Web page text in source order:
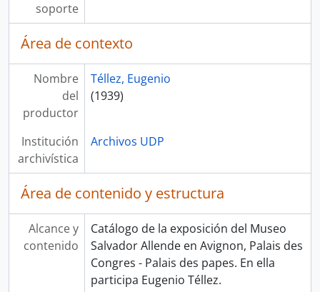
soporte
Área de contexto
Nombre
del
productor
Téllez, Eugenio
(1939)
Institución
archivística
Archivos UDP
Área de contenido y estructura
Alcance y
contenido
Catálogo de la exposición del Museo
Salvador Allende en Avignon, Palais des
Congres - Palais des papes. En ella
participa Eugenio Téllez.